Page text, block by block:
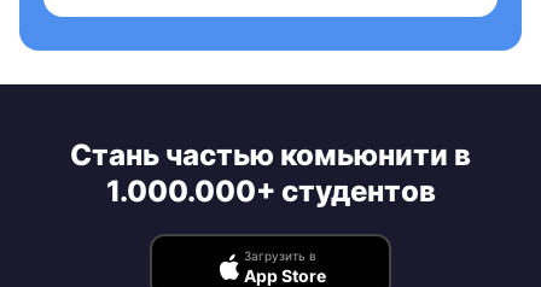
Стань частью комьюнити в
1.000.000+ студентов
Загрузить в
App Store